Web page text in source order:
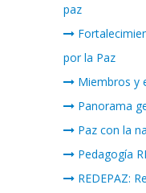
paz
por la Paz
Miembros y
Panorama
Paz con la
Pedagogía
REDEPAZ: